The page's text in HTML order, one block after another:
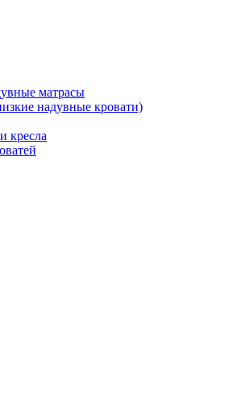
матрасы
надувные кровати)
кресла